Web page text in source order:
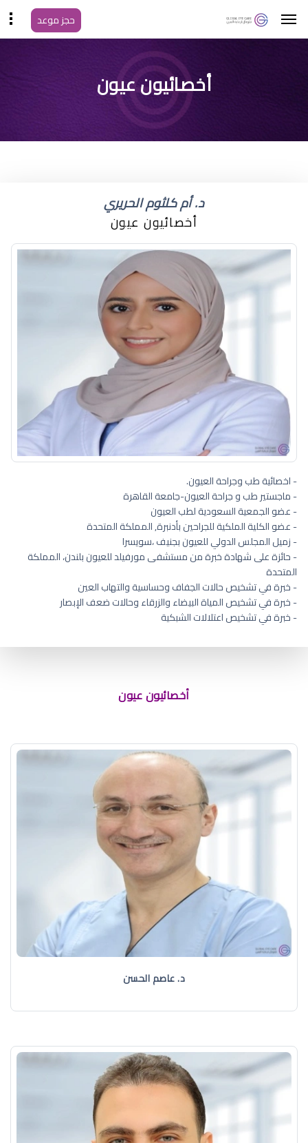
حجز موعد
افضل دكتور عيون غرب
الرياض
أخصائيون عيون
د. أم كلثوم الحريري
أخصائيون عيون
- اخصائية طب وجراحة العيون.
- ماجستير طب و جراحة العيون-جامعة القاهرة
- عضو الجمعية السعودية لطب العيون
- عضو الكلية الملكية للجراحين بأدنبرة, المملكة المتحدة
- زميل المجلس الدولي للعيون بجنيف ،سويسرا
- حائزة على شهادة خبرة من مستشفى مورفيلد للعيون بلندن، المملكة
المتحدة
- خبرة في تشخيص حالات الجفاف وحساسية والتهاب العين
- خبرة في تشخيص المياة البيضاء والزرقاء وحالات ضعف الإبصار
- خبرة في تشخيص اعتلالات الشبكية
افضل دكتور عيون غرب الرياض
أخصائيون عيون
د. عاصم الحسن